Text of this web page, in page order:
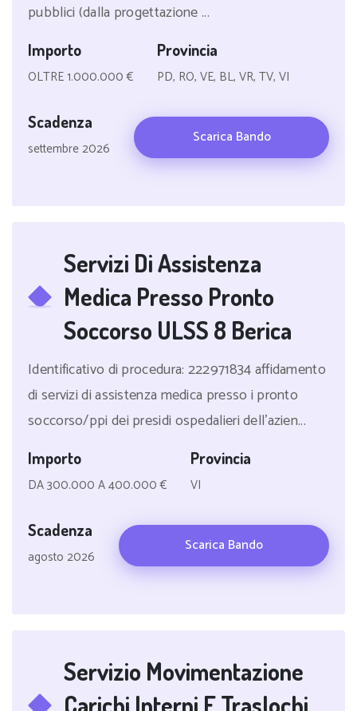
pubblici (dalla progettazione ...
Importo
OLTRE 1.000.000 €
Provincia
PD, RO, VE, BL, VR, TV, VI
Scadenza
settembre 2026
Scarica Bando
Servizi Di Assistenza
Medica Presso Pronto
Soccorso ULSS 8 Berica
Identificativo di procedura: 222971834 affidamento
di servizi di assistenza medica presso i pronto
soccorso/ppi dei presidi ospedalieri dell'azien...
Importo
DA 300.000 A 400.000 €
Provincia
VI
Scadenza
agosto 2026
Scarica Bando
Servizio Movimentazione
Carichi Interni E Traslochi